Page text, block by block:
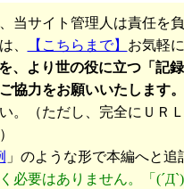
サイト管理人は責任を負
、
【こちらまで】 お気軽
より世の役に立つ「記録
協力をお願いいたします。
（ただし、完全にＵＲ
」のような形で本編へと追
要はありません。「(´Д`)